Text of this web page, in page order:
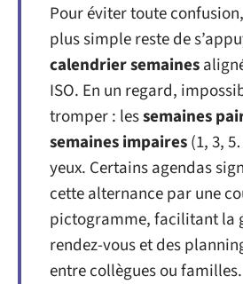
Pour éviter toute
plus simple reste de
calendrier semaines
ISO. En un regard,
tromper : lessemaines
semaines impaires(1, 3,
yeux. Certains agendas
cette alternance par une
pictogramme, facilitant la
rendez-vous et des
entre collègues ou familles.